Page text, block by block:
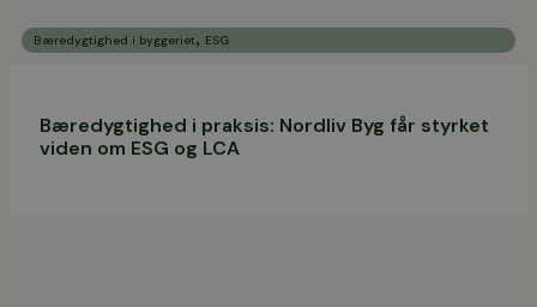
Bæredygtighed i byggeriet, ESG
Bæredygtighed i praksis: Nordliv Byg får styrket
viden om ESG og LCA